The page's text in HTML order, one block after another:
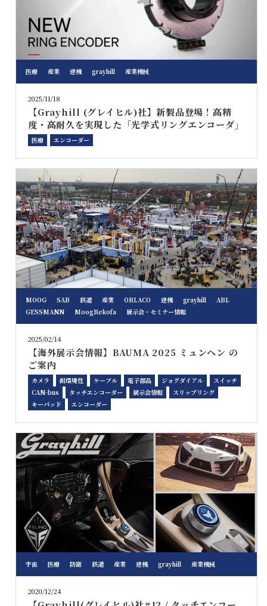
医療 産業 建機 grayhill 産業機械
2025/11/18
【Grayhill (グレイヒル)社】新製品登場！高精
度・高耐久を実現した「光学式リングエンコーダ」
医療 エンコーダー
MOOG SAB 鉄道 産業 ORLACO 建機 grayhill
ABL
GESSMANN
MoogRekofa 展示会・セミナー情報
2025/02/14
【海外展示会情報】BAUMA 2025 ミュンヘン の
ご案内
カメラ 耐環境性 ケーブル 電子部品 ジョグダイアル
スイッチ
CAN-bus
タッチエンコーダー 展示会情報
スリップリング
キーパッド
エンコーダー
宇宙 医療 防衛 鉄道 産業 建機 grayhill 産業機械
2020/12/24